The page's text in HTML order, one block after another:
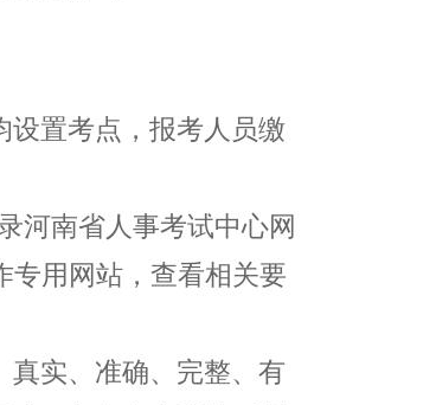
设置考点，报考人员缴
河南省人事考试中心网
专用网站，查看相关要
真实、准确、完整、有